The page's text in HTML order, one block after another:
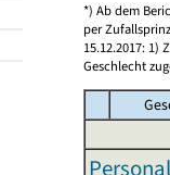
*) Ab dem
per
15.12.2017: 1)
Geschlecht